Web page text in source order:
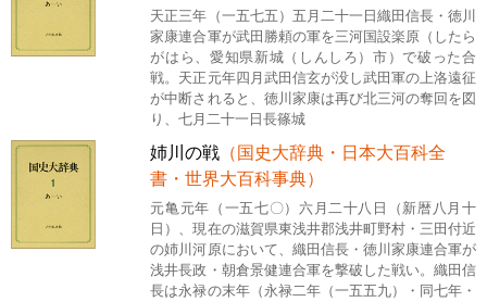
天正三年（一五七五）五月二十一日織田信長・徳川
家康連合軍が武田勝頼の軍を三河国設楽原（したら
がはら、愛知県新城（しんしろ）市）で破った合
戦。天正元年四月武田信玄が没し武田軍の上洛遠征
が中断されると、徳川家康は再び北三河の奪回を図
り、七月二十一日長篠城
姉川の戦 （国史大辞典・日本大百科全
書・世界大百科事典）
元亀元年（一五七〇）六月二十八日（新暦八月十
日）、現在の滋賀県東浅井郡浅井町野村・三田付近
の姉川河原において、織田信長・徳川家康連合軍が
浅井長政・朝倉景健連合軍を撃破した戦い。織田信
長は永禄の末年（永禄二年（一五五九）・同七年・